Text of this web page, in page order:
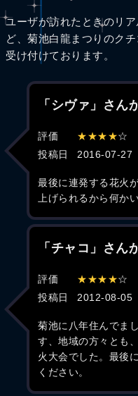
ユーザが訪れたときのリ
ど、菊池白龍まつりのク
受け付けております。
「シヴァ」さん
評価 ★★★★☆
投稿日
2016-07-27
最後に連発する花火
上げられるから何か
「チャコ」さん
評価 ★★★★☆
投稿日
2012-08-05
菊池に八年住んでま
す、地域の方々とも
火大会でした。最後
ください。